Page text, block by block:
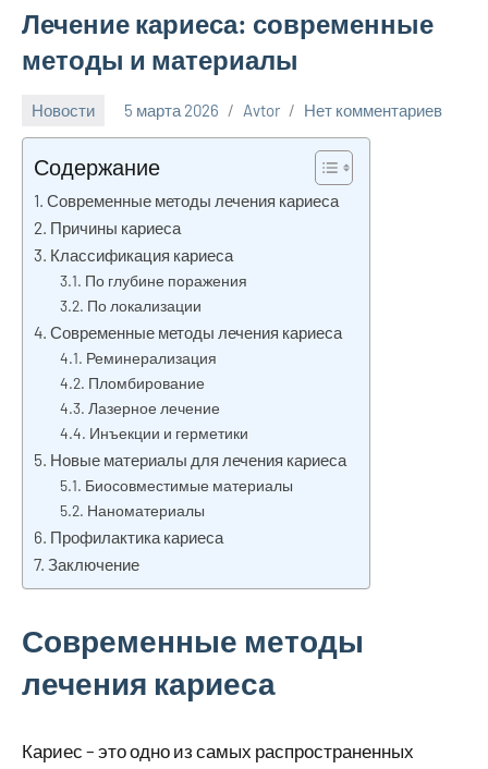
Лечение кариеса: современные
методы и материалы
Новости 5 марта 2026 Avtor Нет комментариев
Содержание
Современные методы лечения кариеса
Причины кариеса
Классификация кариеса
По глубине поражения
По локализации
Современные методы лечения кариеса
Реминерализация
Пломбирование
Лазерное лечение
Инъекции и герметики
Новые материалы для лечения кариеса
Биосовместимые материалы
Наноматериалы
Профилактика кариеса
Заключение
Современные методы
лечения кариеса
Кариес – это одно из самых распространенных